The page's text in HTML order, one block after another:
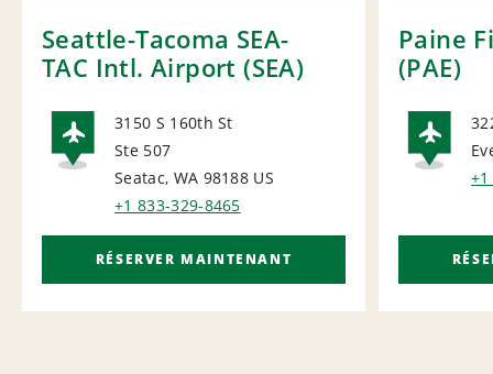
Seattle-Tacoma SEA-
TAC Intl. Airport (SEA)
AIRPORT
3150 S 160th St
Ste 507
Seatac, WA 98188 US
+1 833-329-8465
RÉSERVER MAINTENANT
Paine
(PAE)